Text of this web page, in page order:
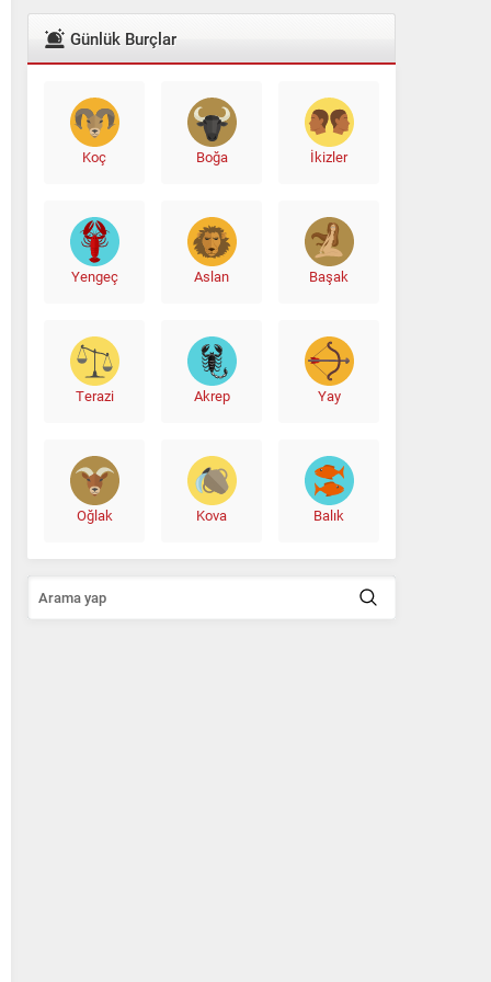
Günlük Burçlar
Koç Boğa İkizler
Yengeç Aslan Başak
Terazi Akrep Yay
Oğlak Kova Balık